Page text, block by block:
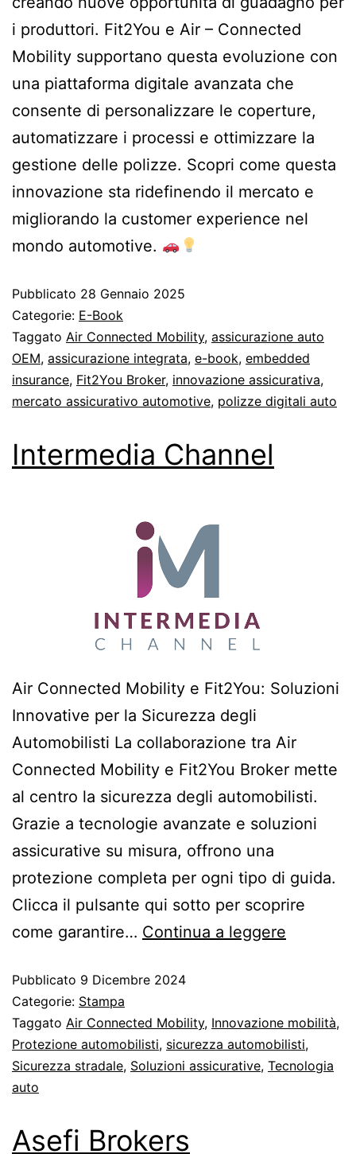
i produttori. Fit2You e Air – Connected
Mobility supportano questa evoluzione con
una piattaforma digitale avanzata che
consente di personalizzare le coperture,
automatizzare i processi e ottimizzare la
gestione delle polizze. Scopri come questa
innovazione sta ridefinendo il mercato e
migliorando la customer experience nel
mondo automotive.
Pubblicato 28 Gennaio 2025
Categorie: E-Book
Taggato Air Connected Mobility, assicurazione auto
OEM, assicurazione integrata, e-book, embedded
insurance, Fit2You Broker, innovazione assicurativa,
mercato assicurativo automotive, polizze digitali auto
Intermedia Channel
Air Connected Mobility e Fit2You: Soluzioni
Innovative per la Sicurezza degli
Automobilisti La collaborazione tra Air
Connected Mobility e Fit2You Broker mette
al centro la sicurezza degli automobilisti.
Grazie a tecnologie avanzate e soluzioni
assicurative su misura, offrono una
protezione completa per ogni tipo di guida.
Clicca il pulsante qui sotto per scoprire
come garantire… Continua a leggere
Pubblicato 9 Dicembre 2024
Categorie: Stampa
Taggato Air Connected Mobility, Innovazione mobilità,
Protezione automobilisti, sicurezza automobilisti,
Sicurezza stradale, Soluzioni assicurative, Tecnologia
auto
Asefi Brokers